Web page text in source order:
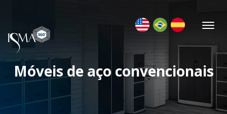
Móveis de aço convencionais